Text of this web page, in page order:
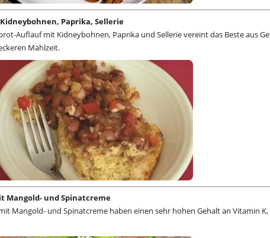
Paprika, Sellerie
Auflauf mit Kidneybohnen, Paprika und Sellerie vereint das Beste aus
Mahlzeit.
Mangold- und Spinatcreme
Mangold- und Spinatcreme haben einen sehr hohen Gehalt an Vitamin K,